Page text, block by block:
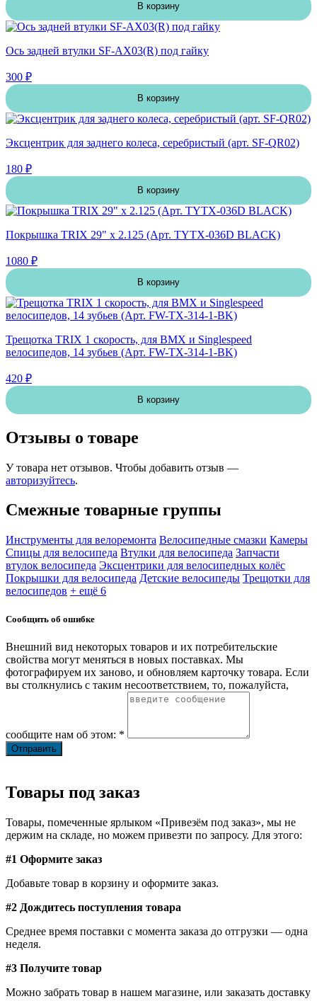
В корзину
Ось задней втулки SF-AX03(R) под гайку
300 ₽
В корзину
Эксцентрик для заднего колеса, серебристый (арт. SF-QR02)
180 ₽
В корзину
Покрышка TRIX 29" х 2.125 (Арт. TYTX-036D BLACK)
1080 ₽
В корзину
Трещотка TRIX 1 скорость, для BMX и Singlespeed
велосипедов, 14 зубьев (Арт. FW-TX-314-1-BK)
420 ₽
В корзину
Отзывы о товаре
У товара нет отзывов. Чтобы добавить отзыв —
авторизуйтесь.
Смежные товарные группы
Инструменты для велоремонта Велосипедные смазки Камеры
Спицы для велосипеда Втулки для велосипеда Запчасти
втулок велосипеда Эксцентрики для велосипедных колёс
Покрышки для велосипеда Детские велосипеды Трещотки для
велосипедов + ещё 6
Сообщить об ошибке
Внешний вид некоторых товаров и их потребительские
свойства могут меняться в новых поставках. Мы
фотографируем их заново, и обновляем карточку товара. Если
вы столкнулись с таким несоответствием, то, пожалуйста,
сообщите нам об этом: *
Товары под заказ
Товары, помеченные ярлыком «Привезём под заказ», мы не
держим на складе, но можем привезти по запросу. Для этого:
#1 Оформите заказ
Добавьте товар в корзину и оформите заказ.
#2 Дождитесь поступления товара
Среднее время поставки с момента заказа до отгрузки — одна
неделя.
#3 Получите товар
Можно забрать товар в нашем магазине, или заказать доставку